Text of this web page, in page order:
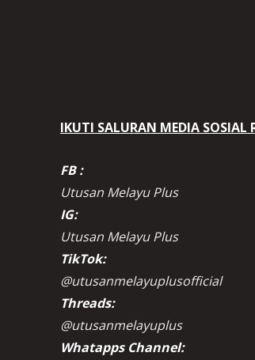
IKUTI SALURAN MEDIA SOSIAL
FB :
Utusan Melayu Plus
IG:
Utusan Melayu Plus
TikTok:
@utusanmelayuplusofficial
Threads:
@utusanmelayuplus
Whatapps Channel: